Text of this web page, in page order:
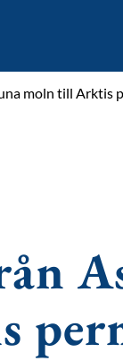
moln till Arktis